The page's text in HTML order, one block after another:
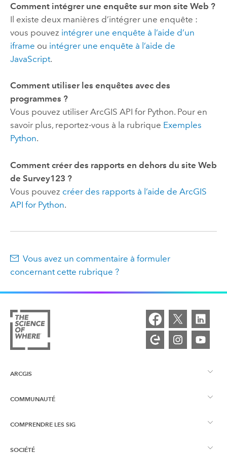
Comment intégrer une enquête sur mon site Web ?
Il existe deux manières d’intégrer une enquête :
vous pouvez intégrer une enquête à l’aide d’un
iframe ou intégrer une enquête à l’aide de
JavaScript.
Comment utiliser les enquêtes avec des
programmes ?
Vous pouvez utiliser ArcGIS API for Python. Pour en
savoir plus, reportez-vous à la rubrique Exemples
Python.
Comment créer des rapports en dehors du site Web
de Survey123 ?
Vous pouvez créer des rapports à l’aide de ArcGIS
API for Python.
Vous avez un commentaire à formuler
concernant cette rubrique ?
ARCGIS
Vue d’ensemble d’ArcGIS
COMMUNAUTÉ
Esri Community
COMPRENDRE LES SIG
Qu’est-ce qu’un SIG ?
SOCIÉTÉ